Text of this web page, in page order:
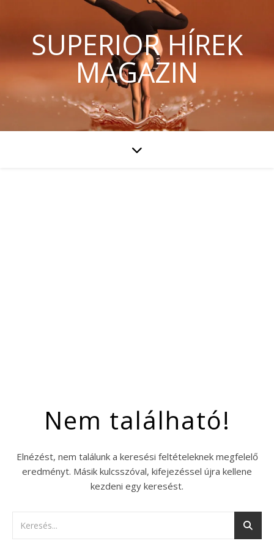
SUPERIOR HÍREK
MAGAZIN
Nem található!
Elnézést, nem találunk a keresési feltételeknek megfelelő
eredményt. Másik kulcsszóval, kifejezéssel újra kellene
kezdeni egy keresést.